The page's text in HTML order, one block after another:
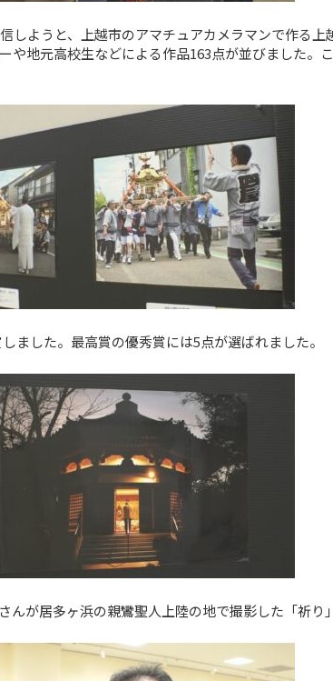
しようと、上越市のアマチュアカメラマンで作る上
や地元高校生などによる作品163点が並びました。
ました。最高賞の優秀賞には5点が選ばれました。
んが居多ヶ浜の親鸞聖人上陸の地で撮影した「祈り